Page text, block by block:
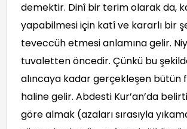
demektir. Dinî bir terim olarak da,
yapabilmesi için katî ve kararlı bir
teveccüh etmesi anlamına gelir.
tuvaletten öncedir. Çünkü bu
alıncaya kadar gerçekleşen bütün
haline gelir. Abdesti Kur’an’da
göre almak (azaları sırasıyla